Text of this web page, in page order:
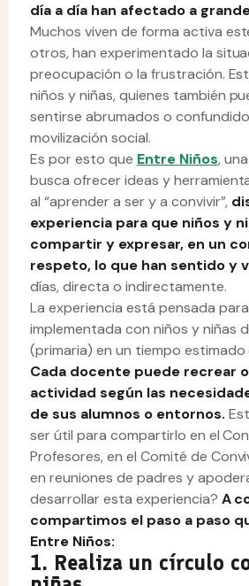
día a día han afectado a
Muchos viven de forma activa
otros, han experimentado la
preocupación o la frustración.
niños y niñas, quienes también
sentirse abrumados o
movilización social.
Es por esto que Entre Niños,
busca ofrecer ideas y
al “aprender a ser y a convivir”,
experiencia para que niños y
compartir y expresar, en un
respeto, lo que han sentido y
días, directa o indirectamente.
La experiencia está pensada
implementada con niños y niñas
(primaria) en un tiempo
Cada docente puede recrear
actividad según las
de sus alumnos o entornos.
ser útil para compartirlo en el
Profesores, en el Comité de
en reuniones de padres y
desarrollar esta experiencia? A
compartimos el paso a paso
Entre Niños:
1. Realiza un círculo